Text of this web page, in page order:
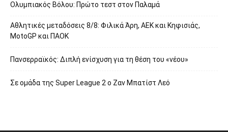
Ολυμπιακός Βόλου: Πρώτο τεστ στον Παλαμά
Αθλητικές μεταδόσεις 8/8: Φιλικά Άρη, ΑΕΚ και Κηφισιάς,
MotoGP και ΠΑΟΚ
Πανσερραϊκός: Διπλή ενίσχυση για τη θέση του «νέου»
Σε ομάδα της Super League 2 o Ζαν Μπατίστ Λεό